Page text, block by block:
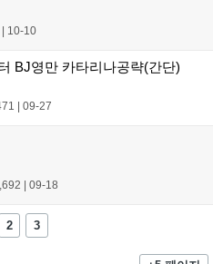
| 10-10
BJ영만 카타리나공략(간단)
09-27
09-18
2 3